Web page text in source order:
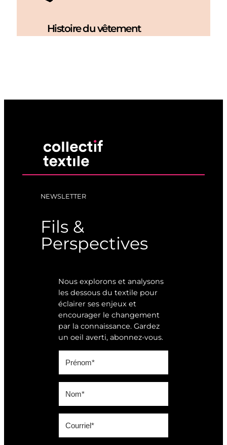
Histoire du vêtement
NEWSLETTER
Fils &
Perspectives
Nous explorons et analysons
les dessous du textile pour
éclairer ses enjeux et
encourager le changement
par la connaissance. Gardez
un oeil averti, abonnez-vous.